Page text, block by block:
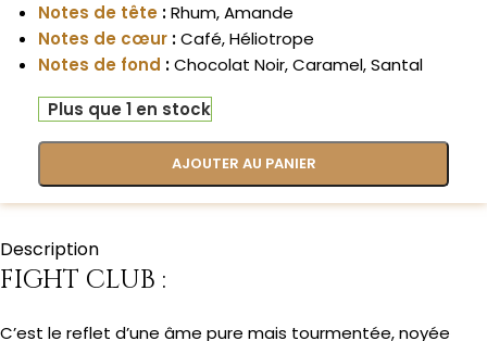
Notes de tête :Rhum, Amande
Notes de cœur :Café, Héliotrope
Notes de fond :Chocolat Noir, Caramel, Santal
Plus que 1 en stock
AJOUTER AU PANIER
Description
FIGHT CLUB :
C’est le reflet d’une âme pure mais tourmentée, noyée